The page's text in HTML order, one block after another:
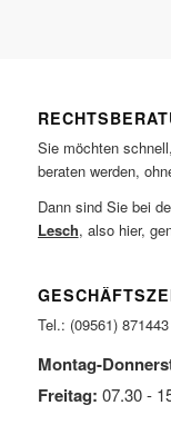
Sie möchten
beraten werden,
Dann sind Sie bei
Lesch, also hier,
Tel.: (09561) 871443
Montag-
Freitag: 07.30 -